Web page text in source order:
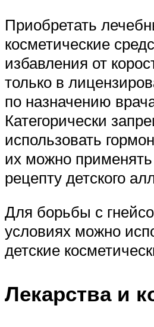
Приобретать
косметические
избавления от
только в
по назначению
Категорически
использовать
их можно применять
рецепту детского
Для борьбы с
условиях можно
детские
Лекарства и